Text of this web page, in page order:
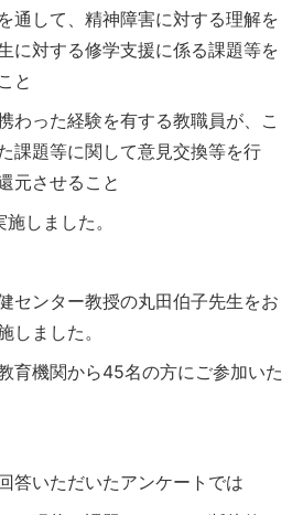
通して、精神障害に対する理解を
に対する修学支援に係る課題等を
と
わった経験を有する教職員が、こ
課題等に関して意見交換等を行
元させること
しました。
センター教授の丸田伯子先生をお
しました。
育機関から45名の方にご参加いた
答いただいたアンケートでは